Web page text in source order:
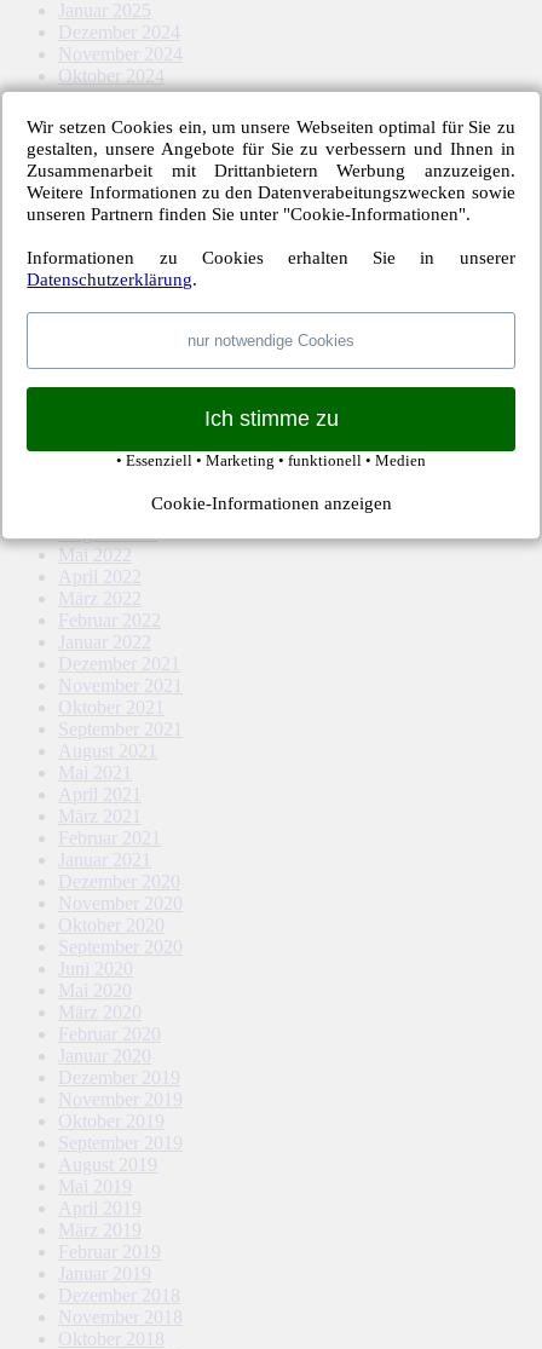
Januar 2025
Dezember 2024
November 2024
Oktober 2024
September 2024
August 2024
Mai 2024
April 2024
März 2024
Februar 2024
Dezember 2023
November 2023
Oktober 2023
September 2023
November 2022
September 2022
Mai 2022
April 2022
März 2022
Februar 2022
Januar 2022
Dezember 2021
November 2021
Oktober 2021
September 2021
August 2021
Mai 2021
April 2021
März 2021
Februar 2021
Januar 2021
Dezember 2020
November 2020
Oktober 2020
September 2020
Juni 2020
Mai 2020
März 2020
Februar 2020
Januar 2020
Dezember 2019
November 2019
Oktober 2019
September 2019
August 2019
Mai 2019
April 2019
März 2019
Februar 2019
Januar 2019
Dezember 2018
November 2018
Oktober 2018
Wir setzen Cookies ein, um unsere Webseiten optimal für Sie zu
gestalten, unsere Angebote für Sie zu verbessern und Ihnen in
Zusammenarbeit mit Drittanbietern Werbung anzuzeigen.
Weitere Informationen zu den Datenverabeitungszwecken sowie
unseren Partnern finden Sie unter "Cookie-Informationen".
Informationen zu Cookies erhalten Sie in unserer
Datenschutzerklärung.
nur notwendige Cookies
Ich stimme zu
• Essenziell • Marketing • funktionell • Medien
Cookie-Informationen anzeigen